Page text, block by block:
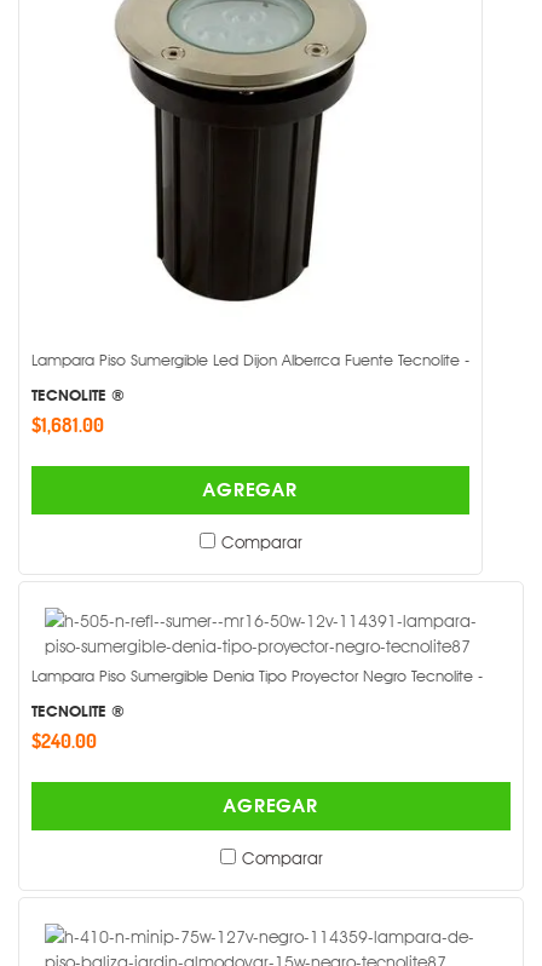
Lampara Piso Sumergible Led Dijon Alberrca Fuente Tecnolite -
TECNOLITE ®
$1,681.00
AGREGAR
Comparar
Lampara Piso Sumergible Denia Tipo Proyector Negro Tecnolite -
TECNOLITE ®
$240.00
AGREGAR
Comparar